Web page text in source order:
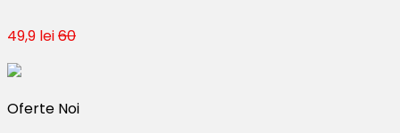
49,9 lei60
Oferte Noi